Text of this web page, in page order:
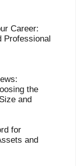
Career:
Professional
the
and
for
and